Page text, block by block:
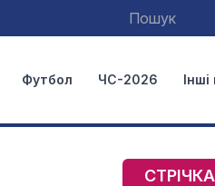
Футбол ЧС-2026